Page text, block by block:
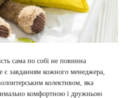
сама по собі не повинна
завданням кожного менеджера,
колективом, яка
комфортною і дружньою